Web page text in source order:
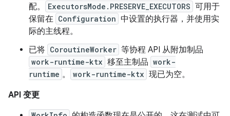
配。
ExecutorsMode.PRESERVE_EXECUTORS 可用于
保留在 Configuration 中设置的执行器，并使用实
际的主线程。
已将 CoroutineWorker 等协程 API 从附加制品
work-runtime-ktx 移至主制品 work-
runtime 。 work-runtime-ktx 现已为空。
API 变更